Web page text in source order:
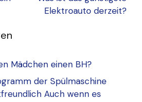
Elektroauto derzeit?
Mädchen einen BH?
der Spülmaschine
Auch wenn es